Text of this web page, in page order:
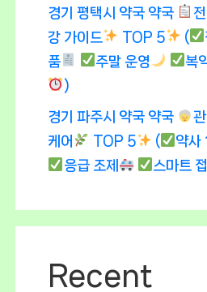
경기 평택시 약국 약국
강 가이드
TOP 5 (
품
주말 운영
복
)
경기 파주시 약국 약국
케어
TOP 5 (
약사
응급 조제
스마트
Recent